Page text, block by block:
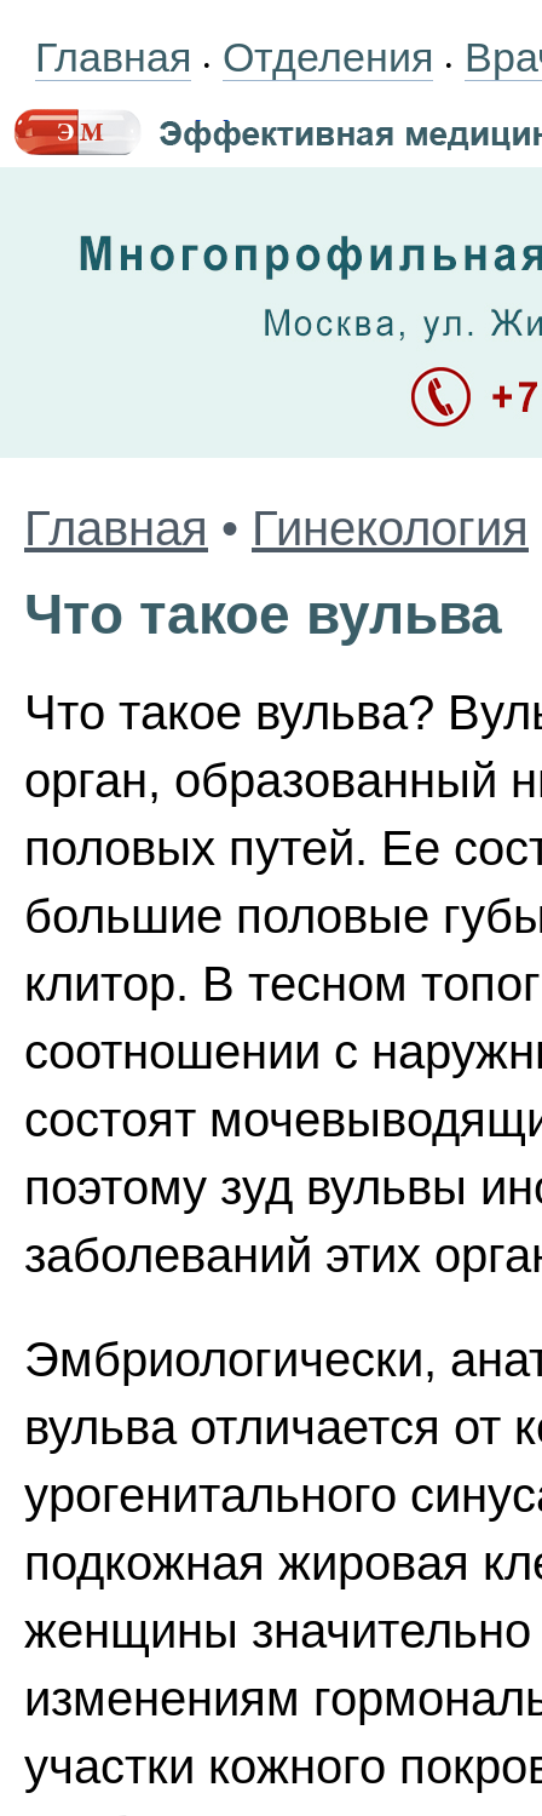
Главная • Отделения •
Главная • Гинекология
Что такое вульва
Что такое вульва?
орган, образованный
половых путей. Ее
большие половые
клитор. В тесном
соотношении с
состоят
поэтому зуд вульвы
заболеваний этих
Эмбриологически,
вульва отличается от
урогенитального
подкожная жировая
женщины значительно
изменениям
участки кожного